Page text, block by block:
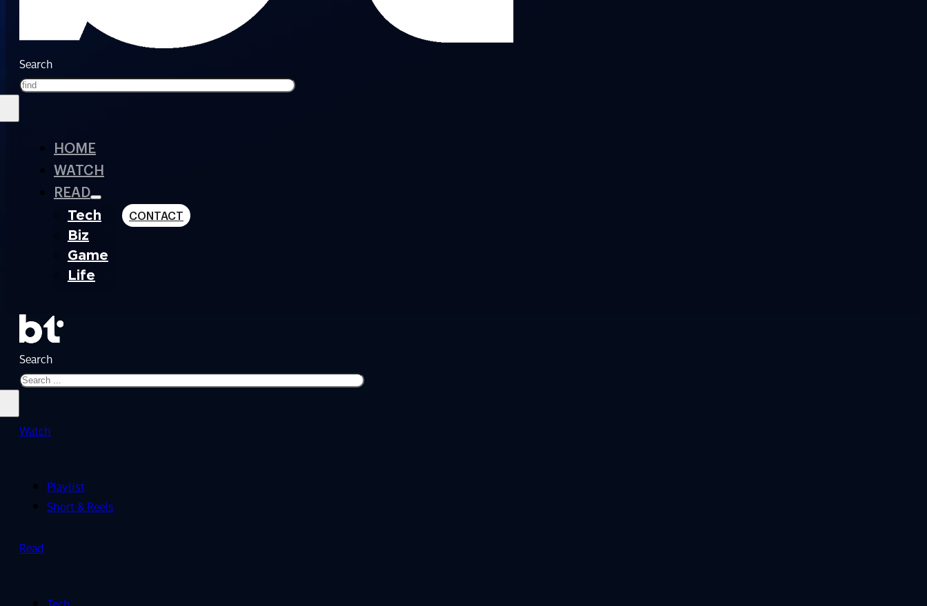
Search
HOME
WATCH
READ
Tech
Biz
Game
Life
CONTACT
Search
Watch
Playlist
Short & Reels
Read